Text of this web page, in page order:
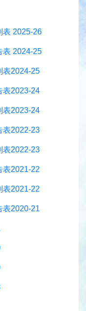
表 2025-26
表 2024-25
表2024-25
表2023-24
表2023-24
表2022-23
表2022-23
表2021-22
表2021-22
表2020-21